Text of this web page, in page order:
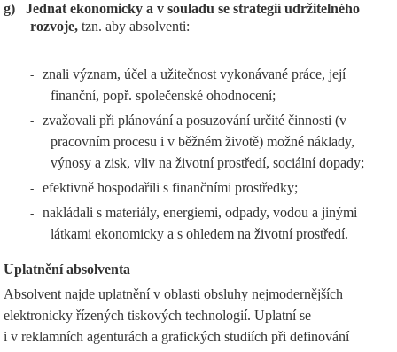
g)
Jednat ekonomicky a v souladu se strategií udržitelného
rozvoje, tzn. aby absolventi:
-
znali význam, účel a užitečnost vykonávané práce, její
finanční, popř. společenské ohodnocení;
-
zvažovali při plánování a posuzování určité činnosti (v
pracovním procesu i v běžném životě) možné náklady,
výnosy a zisk, vliv na životní prostředí, sociální dopady;
- efektivně hospodařili s finančními prostředky;
-
nakládali s materiály, energiemi, odpady, vodou a jinými
látkami ekonomicky a s ohledem na životní prostředí.
Uplatnění absolventa
Absolvent najde uplatnění v oblasti obsluhy nejmodernějších
elektronicky řízených tiskových technologií. Uplatní se
i v reklamních agenturách a grafických studiích při definování